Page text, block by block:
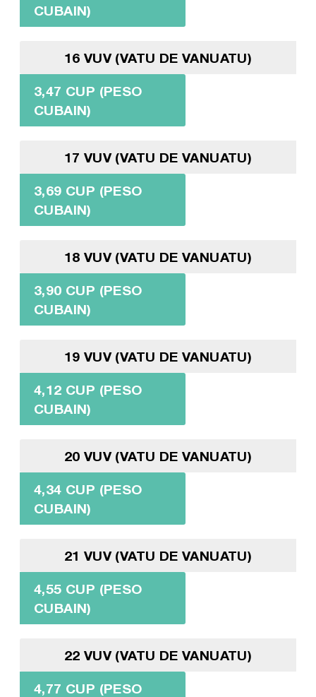
CUBAIN)
16 VUV (VATU DE VANUATU)
3,47 CUP (PESO
CUBAIN)
17 VUV (VATU DE VANUATU)
3,69 CUP (PESO
CUBAIN)
18 VUV (VATU DE VANUATU)
3,90 CUP (PESO
CUBAIN)
19 VUV (VATU DE VANUATU)
4,12 CUP (PESO
CUBAIN)
20 VUV (VATU DE VANUATU)
4,34 CUP (PESO
CUBAIN)
21 VUV (VATU DE VANUATU)
4,55 CUP (PESO
CUBAIN)
22 VUV (VATU DE VANUATU)
4,77 CUP (PESO